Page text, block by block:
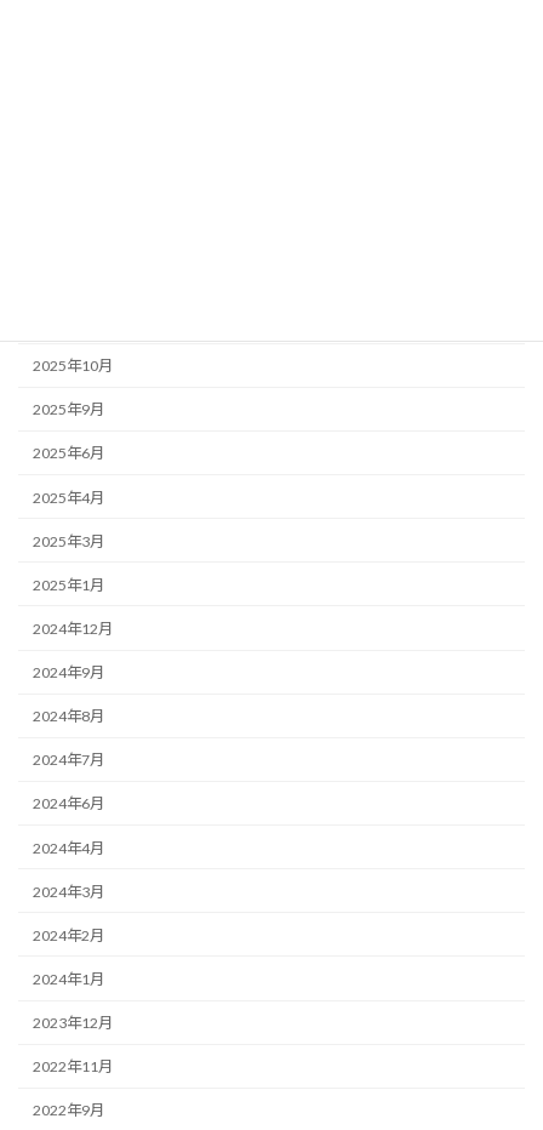
2025年10月
2025年9月
2025年6月
2025年4月
2025年3月
2025年1月
2024年12月
2024年9月
2024年8月
2024年7月
2024年6月
2024年4月
2024年3月
2024年2月
2024年1月
2023年12月
2022年11月
2022年9月